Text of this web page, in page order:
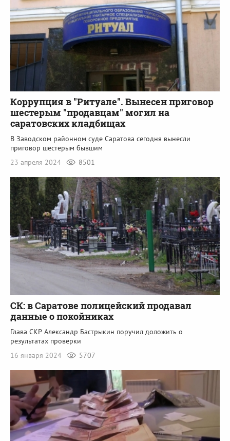
Коррупция в "Ритуале". Вынесен приговор
шестерым "продавцам" могил на
саратовских кладбищах
В Заводском районном суде Саратова сегодня вынесли
приговор шестерым бывшим
23 апреля 2024
8501
СК: в Саратове полицейский продавал
данные о покойниках
Глава СКР Александр Бастрыкин поручил доложить о
результатах проверки
16 января 2024
5707